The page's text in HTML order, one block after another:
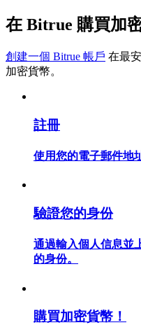
包含交易情況等的大
合約功能使用指南
在 Bitrue 購買加
創建一個 Bitrue 帳戶 在最
加密貨幣。
註冊
使用您的電子郵件地
驗證您的身份
通過輸入個人信息並
的身份。
購買加密貨幣！